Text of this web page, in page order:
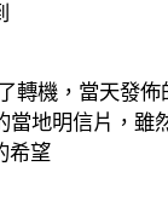
轉機，當天發佈
當地明信片，雖
希望